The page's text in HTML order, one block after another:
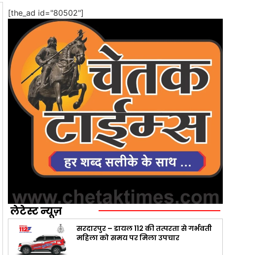
[the_ad id="80502"]
लेटेस्ट न्यूज़
सरदारपुर – डायल 112 की तत्परता से गर्भवती
महिला को समय पर मिला उपचार